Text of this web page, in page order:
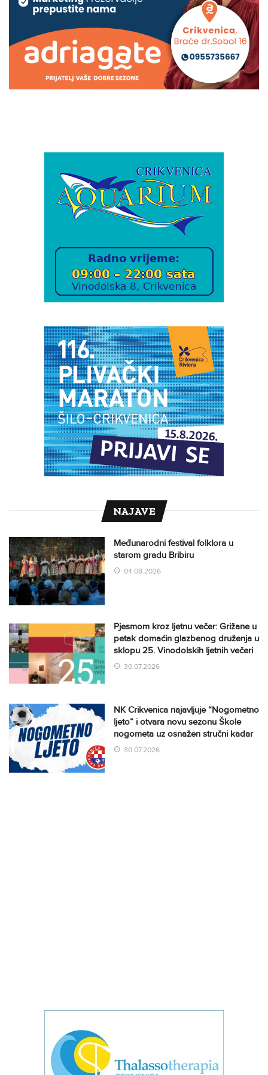
NAJAVE
Međunarodni festival folklora u
starom gradu Bribiru
04.08.2026
Pjesmom kroz ljetnu večer: Grižane u
petak domaćin glazbenog druženja u
sklopu 25. Vinodolskih ljetnih večeri
30.07.2026
NK Crikvenica najavljuje “Nogometno
ljeto” i otvara novu sezonu Škole
nogometa uz osnažen stručni kadar
30.07.2026